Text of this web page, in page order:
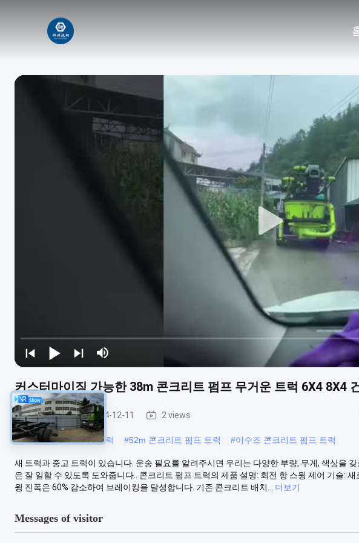
커스터마이징 가능한 38m 콘크리트 펌프 무거운 트럭 6X4 8X4
펌프 트럭 2024-12-11 2 views
#isuzu 펌프 콘크리트 트럭 #52m 콘크리트 펌프 트럭 #이수즈 콘크리트 펌프 트럭
새 트럭과 중고 트럭이 있습니다. 운송 필요를 알려주시면 우리는 다양한 부량, 무게, 색상을
은 잘 일할 수 있도록 도와줍니다.. 콘크리트 펌프 트럭의 제품 설명: 회전 항 스윙 제어 기술:
윙 진폭은 60% 감소하여 브레이킹을 달성합니다. 기존 콘크리트 배치...
더보기
Messages of visitor